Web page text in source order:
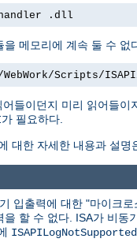
.dll
을 메모리에 계속 둘 수
Scripts/
들이던지 미리 읽어들
가 필요하다.
대한 자세한 내용과 설명
입출력에 대한 "마이크
을 할 수 없다. ISA가 비